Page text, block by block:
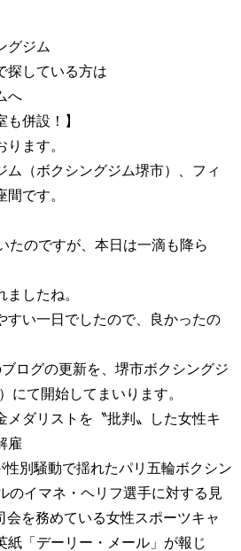
グジム
探している方は
へ
併設！】
ます。
ム（ボクシングジム堺市）、フィ
です。
たのですが、本日は一滴も降ら
したね。
すい一日でしたので、良かったの
ログの更新を、堺市ボクシングジ
にて開始してまいります。
メダリストを〝批判〟した女性キ
雇
別騒動で揺れたパリ五輪ボクシン
のイマネ・ヘリフ選手に対する見
を務めている女性スポーツキャ
紙「デーリー・メール」が報じ